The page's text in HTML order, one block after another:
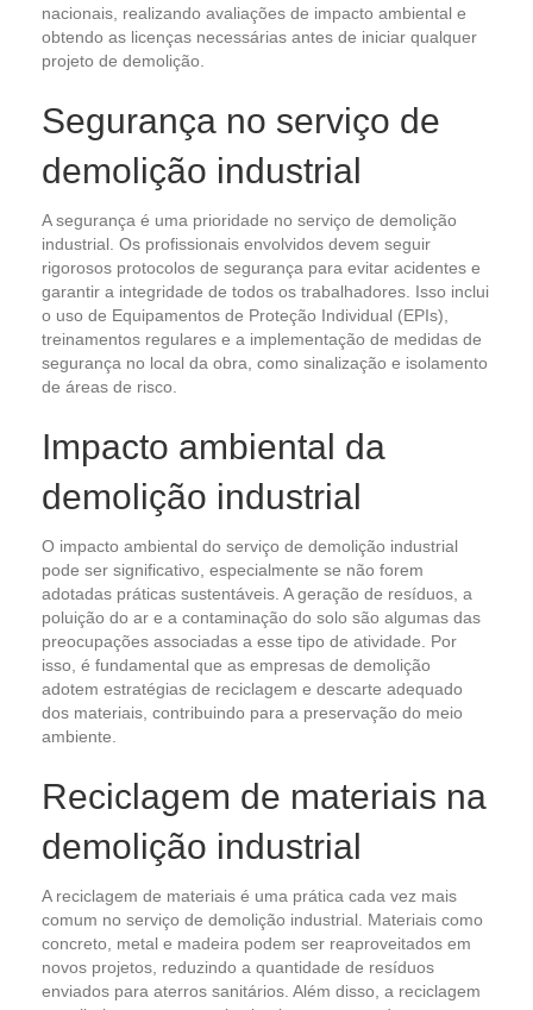
nacionais, realizando avaliações de impacto ambiental e
obtendo as licenças necessárias antes de iniciar qualquer
projeto de demolição.
Segurança no serviço de
demolição industrial
A segurança é uma prioridade no serviço de demolição
industrial. Os profissionais envolvidos devem seguir
rigorosos protocolos de segurança para evitar acidentes e
garantir a integridade de todos os trabalhadores. Isso inclui
o uso de Equipamentos de Proteção Individual (EPIs),
treinamentos regulares e a implementação de medidas de
segurança no local da obra, como sinalização e isolamento
de áreas de risco.
Impacto ambiental da
demolição industrial
O impacto ambiental do serviço de demolição industrial
pode ser significativo, especialmente se não forem
adotadas práticas sustentáveis. A geração de resíduos, a
poluição do ar e a contaminação do solo são algumas das
preocupações associadas a esse tipo de atividade. Por
isso, é fundamental que as empresas de demolição
adotem estratégias de reciclagem e descarte adequado
dos materiais, contribuindo para a preservação do meio
ambiente.
Reciclagem de materiais na
demolição industrial
A reciclagem de materiais é uma prática cada vez mais
comum no serviço de demolição industrial. Materiais como
concreto, metal e madeira podem ser reaproveitados em
novos projetos, reduzindo a quantidade de resíduos
enviados para aterros sanitários. Além disso, a reciclagem